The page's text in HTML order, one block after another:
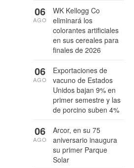
WK Kellogg Co
eliminará los
colorantes artificiales
en sus cereales para
finales de 2026
06
AGO
Exportaciones de
vacuno de Estados
Unidos bajan 9% en
primer semestre y las
de porcino suben 4%
06
AGO
Arcor, en su 75
aniversario inaugura
su primer Parque
Solar
06
AGO